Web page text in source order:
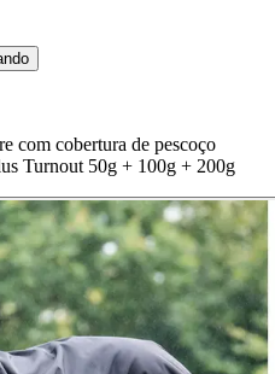
com cobertura de pescoço
Turnout 50g + 100g + 200g